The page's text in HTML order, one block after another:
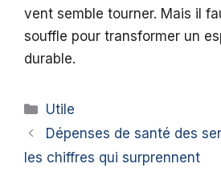
vent semble tourner. Mais il
souffle pour transformer un
durable.
Catégories
Utile
Dépenses de santé des
les chiffres qui surprennent